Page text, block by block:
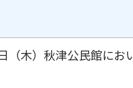
（木）秋津公民館にお